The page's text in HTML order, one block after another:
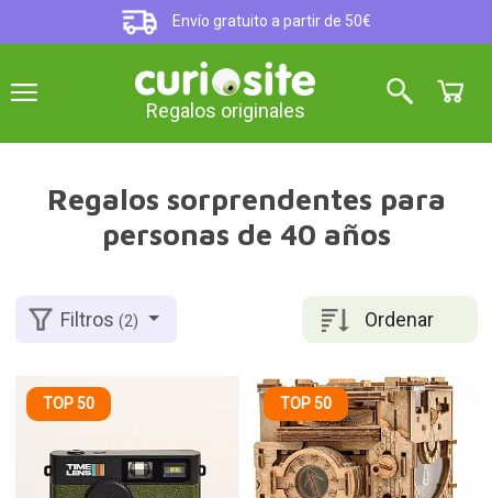
Envío gratuito a partir de 50€
Regalos originales
Regalos sorprendentes para
personas de 40 años
Ordenar
Filtros(2)
TOP 50 TOP 50